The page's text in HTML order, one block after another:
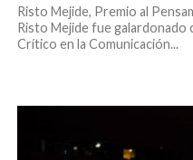
Risto Mejide, Premio al
Risto Mejide fue galardonado
Crítico en la Comunicación...